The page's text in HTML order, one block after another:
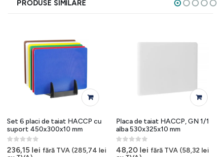
PRODUSE SIMILARE
Set 6 placi de taiat HACCP cu
suport 450x300x10 mm
0out of 5
236,15 lei fără TVA (285,74 lei
Placa de taiat HACCP, GN 1/1
alba 530x325x10 mm
0out of 5
48,20 lei fără TVA (58,32 lei